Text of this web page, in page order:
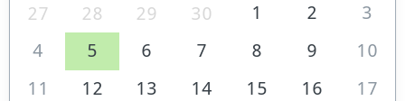
Colombia
27 28 29 30 1 2
3
4
5 6 7 8 9
10
11
12 13 14 15 16
17